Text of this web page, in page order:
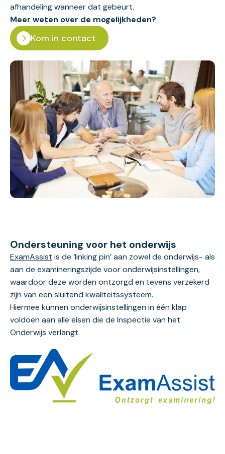
afhandeling wanneer dat gebeurt.
Meer weten over de mogelijkheden?
Kom in contact
Ondersteuning voor het onderwijs
ExamAssist is de ‘linking pin’ aan zowel de onderwijs- als
aan de examineringszijde voor onderwijsinstellingen,
waardoor deze worden ontzorgd en tevens verzekerd
zijn van een sluitend kwaliteitssysteem.
Hiermee kunnen onderwijsinstellingen in één klap
voldoen aan alle eisen die de Inspectie van het
Onderwijs verlangt.